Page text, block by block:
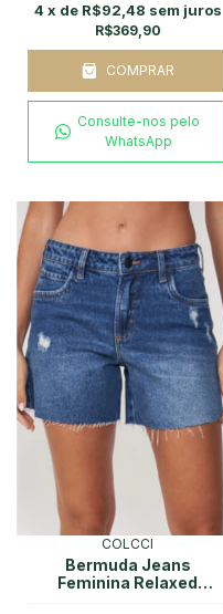
R$369,90
4 x de R$92,48 sem juros
COMPRAR
Consulte-nos pelo
WhatsApp
COLCCI
Bermuda Jeans
Feminina Relaxed